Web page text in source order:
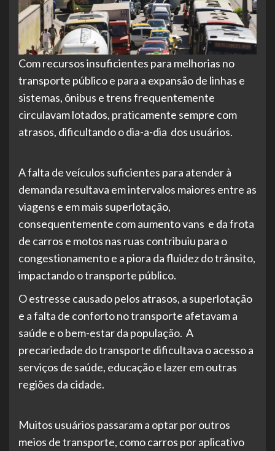
Com recursos insuficientes para melhorias no
transporte público e para a expansão de linhas e
sistemas, ônibus e trens frequentemente
circulavam lotados, praticamente sempre com
atrasos, dificultando o dia-a-dia dos usuários.
A falta de veículos suficientes para atender à
demanda resultava em intervalos maiores entre as
viagens e em mais superlotação,
consequentemente com aumento vans e da frota
de carros e motos nas ruas contribuiu para o
congestionamento e a piora da fluidez do trânsito,
impactando o transporte público.
O estresse causado pelos atrasos, a superlotação
e a falta de conforto no transporte afetavam a
saúde e o bem-estar da população. A
precariedade do transporte dificultava o acesso a
serviços de saúde, educação e lazer em outras
regiões da cidade.
Muitos usuários passaram a optar por outros
meios de transporte, como carros por aplicativo